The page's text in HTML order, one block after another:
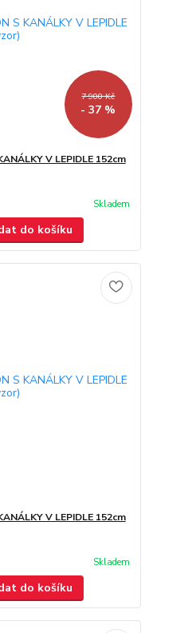
7 900 Kč
- 37 %
V LEPIDLE 152cm
Skladem
do košíku
V LEPIDLE 152cm
Skladem
do košíku